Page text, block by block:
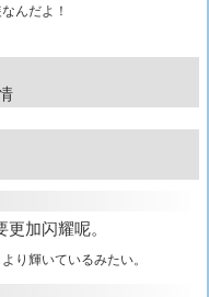
んだよ！
加闪耀呢。
り輝いているみたい。